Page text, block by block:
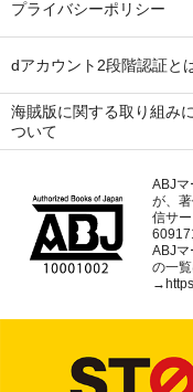
プライバシーポリシー
dアカウント2段階認証と
海賊版に関する取り組みに
ついて
ABJマ
が、
信サ
ABJマ
の一
→